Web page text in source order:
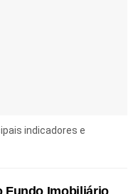
indicadores e
Fundo Imobiliário